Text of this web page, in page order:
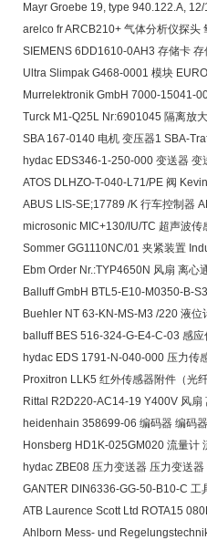
Mayr Groebe 19, type 940.122.A,
arelco fr ARCB210+ 气体分析仪探头
SIEMENS 6DD1610-0AH3 存储卡
Ultra Slimpak G468-0001 模块
Murrelektronik GmbH 7000-15041-
Turck M1-Q25L Nr:6901045 隔离放
SBA 167-0140 电机 变压器1 SBA-
hydac EDS346-1-250-000 变送器
ATOS DLHZO-T-040-L71/PE 阀
ABUS LIS-SE;17789 /K 行车控制器
microsonic MIC+130/IU/TC 超声波
Sommer GG1110NC/01 夹紧装置
Ebm Order Nr.:TYP4650N 风扇 离
Balluff GmbH BTL5-E10-M0350-B-
Buehler NT 63-KN-MS-M3 /220 液
balluff BES 516-324-G-E4-C-03 感
hydac EDS 1791-N-040-000 压力传
Proxitron LLK5 红外传感器附件（光
Rittal R2D220-AC14-19 Y400V 风
heidenhain 358699-06 编码器 编码
Honsberg HD1K-025GM020 流量计
hydac ZBE08 压力变送器 压力变送
GANTER DIN6336-GG-50-B10-C 工
ATB Laurence Scott Ltd ROTA15
Ahlborn Mess- und